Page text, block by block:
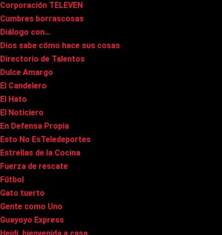
Corporación TELEVEN
Cumbres borrascosas
Diálogo con…
Dios sabe cómo hace sus cosas
Directorio de Talentos
Dulce Amargo
El Candelero
El Hato
El Noticiero
En Defensa Propia
Esto No EsTeledeportes
Estrellas de la Cocina
Fuerza de rescate
Fútbol
Gato tuerto
Gente como Uno
Guayoyo Express